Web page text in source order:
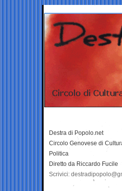
Destra di Popolo.net
Circolo Genovese di
Politica
Diretto da Riccardo Fucile
Scrivici: